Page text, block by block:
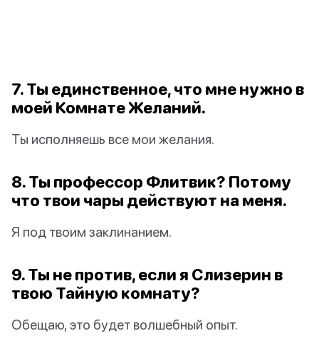
7. Ты единственное, что мне нужно в
моей Комнате Желаний.
Ты исполняешь все мои желания.
8. Ты профессор Флитвик? Потому
что твои чары действуют на меня.
Я под твоим заклинанием.
9. Ты не против, если я Слизерин в
твою Тайную комнату?
Обещаю, это будет волшебный опыт.